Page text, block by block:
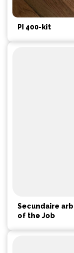
PI 400-kit
Secundaire
of the Job